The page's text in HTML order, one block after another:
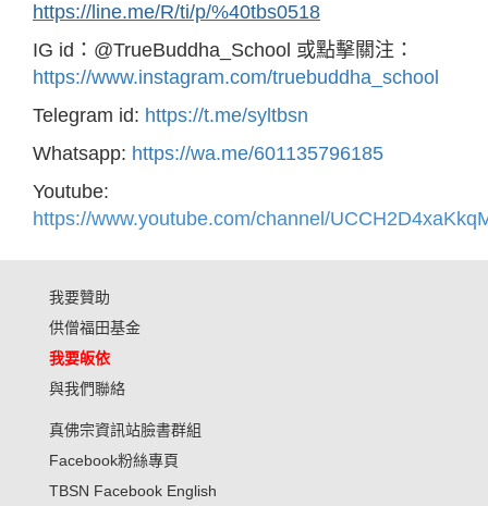
https://line.me/R/ti/p/%40tbs0518
IG id：@TrueBuddha_School 或點擊關注：
https://www.instagram.com/truebuddha_school
Telegram id: https://t.me/syltbsn
Whatsapp: https://wa.me/601135796185
Youtube:
https://www.youtube.com/channel/
我要贊助
供僧福田基金
我要皈依
與我們聯絡
真佛宗資訊站臉書群組
Facebook粉絲專頁
TBSN Facebook English